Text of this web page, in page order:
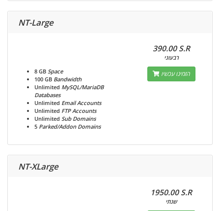
NT-Large
8 GB Space
100 GB Bandwidth
Unlimited MySQL/MariaDB
Databases
Unlimited Email Accounts
Unlimited FTP Accounts
Unlimited Sub Domains
5 Parked/Addon Domains
390.00 S.R
רבעוני
הזמינו עכשיו
NT-XLarge
1950.00 S.R
שנתי